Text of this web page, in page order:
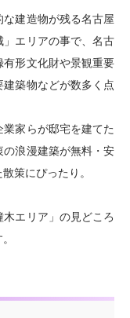
建造物が残る名古屋
エリアの事で、名古
形文化財や景観重要
築物などが数多く点
家らが邸宅を建てた
の浪漫建築が無料・安
策にぴったり。
エリア」の見どころ